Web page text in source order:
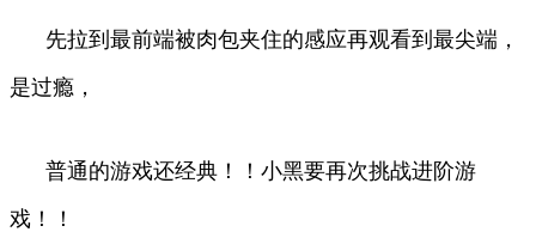
先拉到最前端被肉包夹住的感应再观看到最尖端，
是过瘾，
普通的游戏还经典！！小黑要再次挑战进阶游
戏！！